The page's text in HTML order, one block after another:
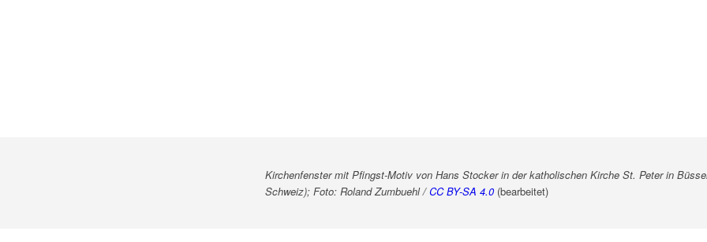
Kirchenfenster mit Pfingst-Motiv von Hans Stocker in der katholischen Kirche St. Peter in
Schweiz); Foto: Roland Zumbuehl /CC BY-SA 4.0 (bearbeitet)